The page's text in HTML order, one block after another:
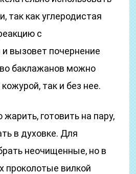
так как углеродистая
с
вызовет почернение
баклажанов можно
так и без нее.
готовить на пару,
в духовке. Для
неочищенные, но в
проколотые вилкой